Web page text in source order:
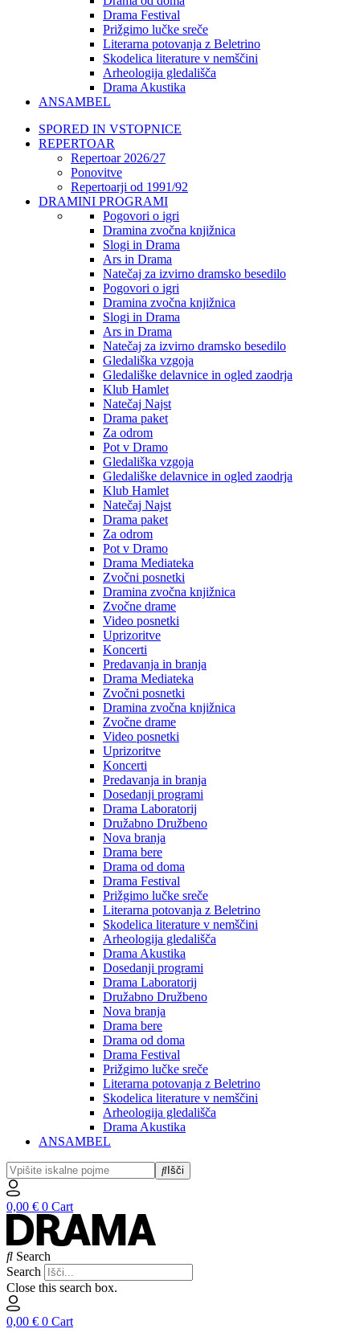
Drama Festival
Prižgimo lučke sreče
Literarna potovanja z Beletrino
Skodelica literature v nemščini
Arheologija gledališča
Drama Akustika
ANSAMBEL
SPORED IN VSTOPNICE
REPERTOAR
Repertoar 2026/27
Ponovitve
Repertoarji od 1991/92
DRAMINI PROGRAMI
Pogovori o igri
Dramina zvočna knjižnica
Slogi in Drama
Ars in Drama
Natečaj za izvirno dramsko besedilo
Pogovori o igri
Dramina zvočna knjižnica
Slogi in Drama
Ars in Drama
Natečaj za izvirno dramsko besedilo
Gledališka vzgoja
Gledališke delavnice in ogled zaodrja
Klub Hamlet
Natečaj Najst
Drama paket
Za odrom
Pot v Dramo
Gledališka vzgoja
Gledališke delavnice in ogled zaodrja
Klub Hamlet
Natečaj Najst
Drama paket
Za odrom
Pot v Dramo
Drama Mediateka
Zvočni posnetki
Dramina zvočna knjižnica
Zvočne drame
Video posnetki
Uprizoritve
Koncerti
Predavanja in branja
Drama Mediateka
Zvočni posnetki
Dramina zvočna knjižnica
Zvočne drame
Video posnetki
Uprizoritve
Koncerti
Predavanja in branja
Dosedanji programi
Drama Laboratorij
Družabno Družbeno
Nova branja
Drama bere
Drama od doma
Drama Festival
Prižgimo lučke sreče
Literarna potovanja z Beletrino
Skodelica literature v nemščini
Arheologija gledališča
Drama Akustika
Dosedanji programi
Drama Laboratorij
Družabno Družbeno
Nova branja
Drama bere
Drama od doma
Drama Festival
Prižgimo lučke sreče
Literarna potovanja z Beletrino
Skodelica literature v nemščini
Arheologija gledališča
Drama Akustika
ANSAMBEL
Išči
0,00 € 0 Cart
Search
Search
Close this search box.
0,00 € 0 Cart